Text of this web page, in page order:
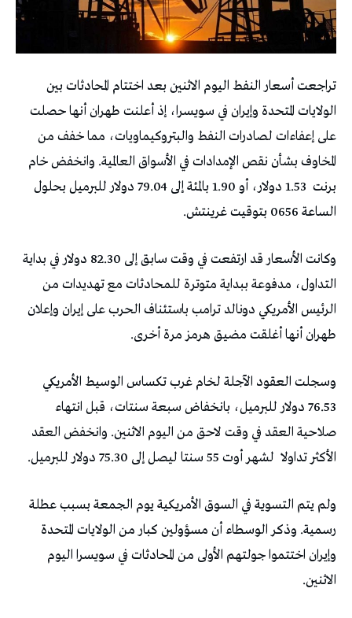
تراجعت أسعار ⁠النفط اليوم الاثنين بعد اختتام المحادثات ​بين
الولايات المتحدة وإيران في سويسرا، إذ أعلنت ​طهران أنها حصلت
على إعفاءات لصادرات ‌النفط والبتروكيماويات، مما خفف من
المخاوف ‌بشأن نقص الإمدادات في الأسواق العالمية. وانخفض ‌خام
برنت 1.53 دولار، أو 1.90 بالمئة إلى 79.04 دولار للبرميل بحلول
الساعة 0656 بتوقيت غرينتش.
وكانت ⁠الأسعار قد ارتفعت في وقت سابق إلى 82.30 دولار في بداية
التداول، مدفوعة ببداية متوترة للمحادثات مع تهديدات من
الرئيس الأمريكي ​دونالد ترامب باستئناف الحرب على إيران وإعلان
طهران أنها أغلقت مضيق هرمز مرة أخرى.
وسجلت العقود ⁠الآجلة لخام غرب تكساس الوسيط الأمريكي
76.53 دولار للبرميل، بانخفاض سبعة سنتات، قبل انتهاء
صلاحية العقد ⁠في وقت لاحق من اليوم الاثنين. وانخفض العقد
الأكثر تداولا لشهر أوت 55 سنتا ليصل إلى 75.30 دولار للبرميل.
ولم يتم التسوية في السوق الأمريكية يوم الجمعة بسبب عطلة
رسمية. وذكر الوسطاء أن مسؤولين كبار من الولايات المتحدة
وإيران اختتموا جولتهم الأولى من المحادثات في سويسرا اليوم
الاثنين.